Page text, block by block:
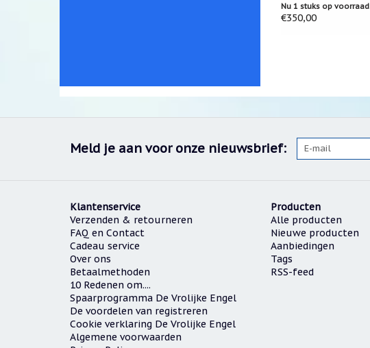
Nu 1 stuks op voorraad
€350,00
Meld je aan voor onze nieuwsbrief:
Klantenservice
Verzenden & retourneren
FAQ en Contact
Cadeau service
Over ons
Betaalmethoden
10 Redenen om....
Spaarprogramma De Vrolijke Engel
De voordelen van registreren
Cookie verklaring De Vrolijke Engel
Algemene voorwaarden
Producten
Alle producten
Nieuwe producten
Aanbiedingen
Tags
RSS-feed